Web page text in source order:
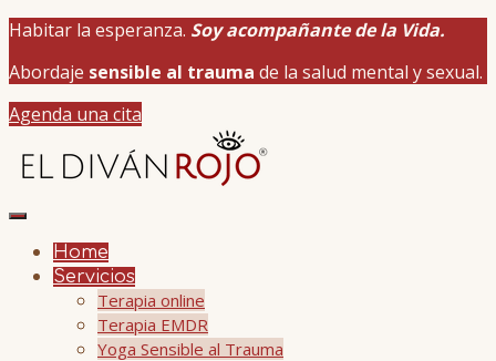
Habitar la esperanza. Soy acompañante de la Vida.
Abordaje sensible al trauma de la salud mental y sexual.
Agenda una cita
Home
Servicios
Terapia online
Terapia EMDR
Yoga Sensible al Trauma